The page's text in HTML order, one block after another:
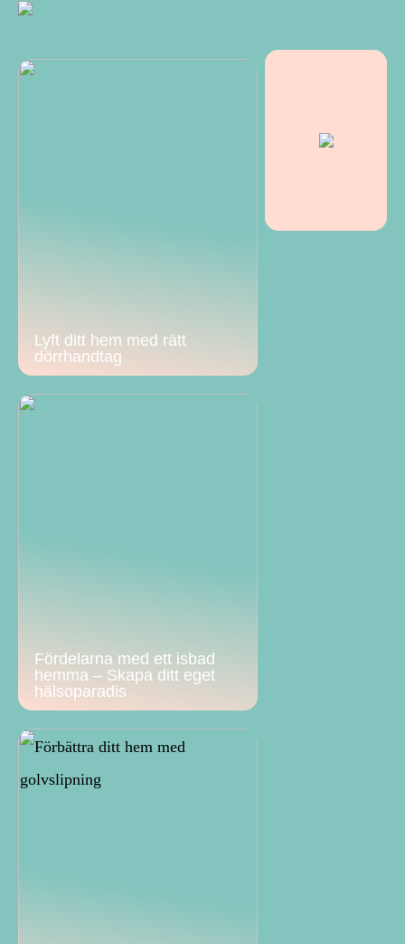
Lyft ditt hem med rätt
dörrhandtag
Fördelarna med ett isbad
hemma – Skapa ditt eget
hälsoparadis